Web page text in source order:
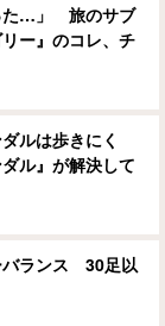
た…」 旅のサブ
ー』のコレ、チ
ルは歩きにく
ル』が解決して
バランス 30足以